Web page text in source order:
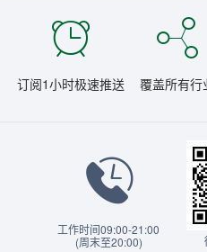
订阅1小时极速推送 覆盖所有行
工作时间09:00-21:00
(周末至20:00)